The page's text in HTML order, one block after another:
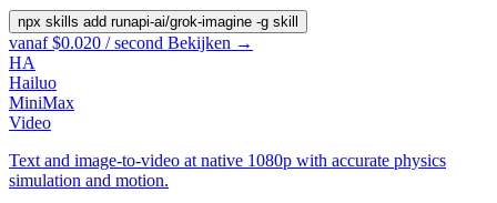
npx skills add runapi-ai/grok-imagine -g skill
vanaf $0.020 / second Bekijken →
HA
Hailuo
MiniMax
Video
Text and image-to-video at native 1080p with accurate physics
simulation and motion.